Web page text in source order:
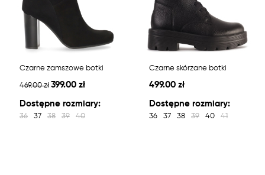
Czarne zamszowe botki
469.00 zł 399.00 zł
Dostępne rozmiary:
36 37 38 39 40
Czarne skórzane botki
499.00 zł
Dostępne rozmiary:
36 37 38 39 40 41